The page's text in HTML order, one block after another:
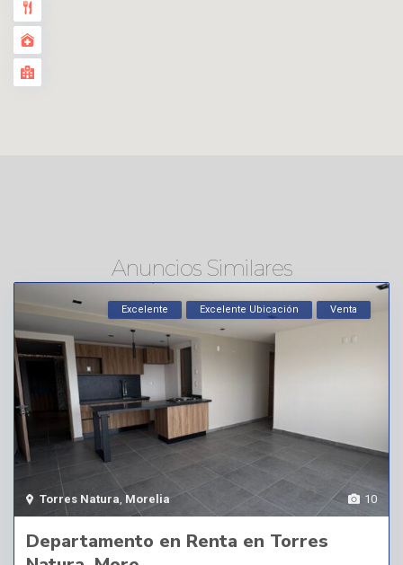
Anuncios Similares
10
Torres Natura Morelia
Excelente Excelente Ubicación Venta
Departamento en Renta en Torres